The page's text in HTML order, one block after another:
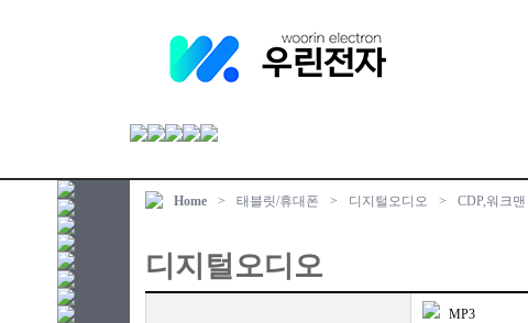
Home > 태블릿/휴대폰 > 디지털오디오 > CDP,워크맨
디지털오디오
MP3